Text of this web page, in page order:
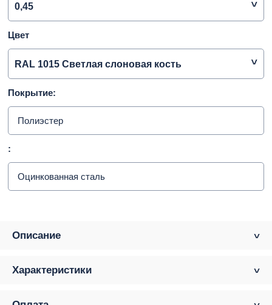
0,45
Цвет
RAL 1015 Светлая слоновая кость
Покрытие:
Полиэстер
:
Оцинкованная сталь
Описание
Характеристики